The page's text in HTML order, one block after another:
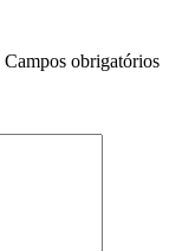
Campos obrigatórios